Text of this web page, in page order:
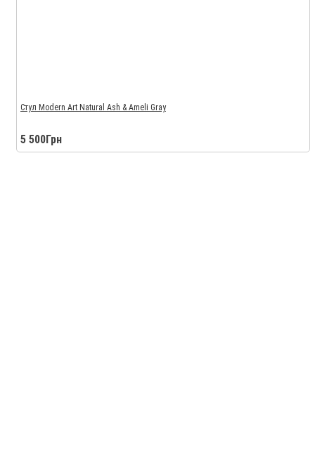
Стул Modern Art Natural Ash & Ameli Gray
5 500Грн